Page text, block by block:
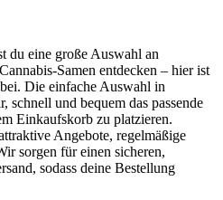
du eine große Auswahl an
Samen entdecken – hier ist
Die einfache Auswahl in
schnell und bequem das passende
Einkaufskorb zu platzieren.
Angebote, regelmäßige
sorgen für einen sicheren,
sodass deine Bestellung